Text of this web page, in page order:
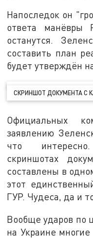
Напоследок он
ответа манёвры
останутся.
составить план
будет утверждён
СКРИНШОТ ДОКУМЕНТА С
Официальных
заявлению
что
скриншотах
составлены в
этот
ГУР. Чудеса, да и
Вообще ударов по
на Украине